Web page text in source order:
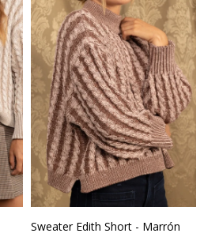
Sweater Edith Short - Marrón